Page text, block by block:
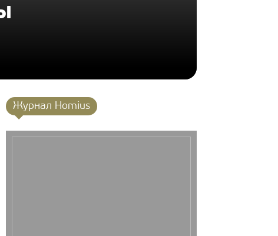
Журнал Homius